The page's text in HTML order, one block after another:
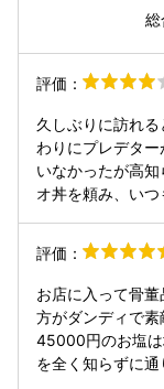
総
評価：
久しぶりに訪れ
わりにプレデタ
いなかったが高
オ丼を頼み、い
の流儀であるお
セットコンロ置き
うどんの入った
湯だるので、それ
て、柚子の風味
に弱火でじっく
りそうで、先に
評価：
お店に入って骨
方がダンディで
45000円のお塩は
を全く知らずに